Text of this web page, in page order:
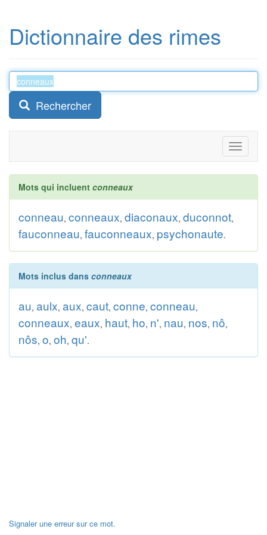
Dictionnaire des rimes
Rechercher
Toggle
Mots qui incluent conneaux
conneau, conneaux, diaconaux, duconnot,
fauconneau, fauconneaux, psychonaute.
Mots inclus dans conneaux
au, aulx, aux, caut, conne, conneau,
conneaux, eaux, haut, ho, n', nau, nos, nô,
nôs, o, oh, qu'.
Signaler une erreur sur ce mot.